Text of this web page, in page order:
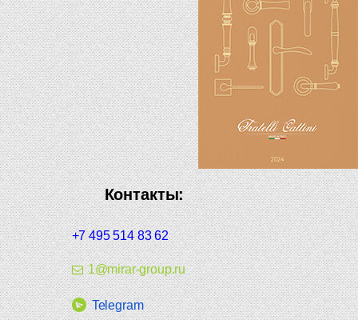
Контакты:
+7 495 514 83 62
1@mirar-group.ru
Telegram